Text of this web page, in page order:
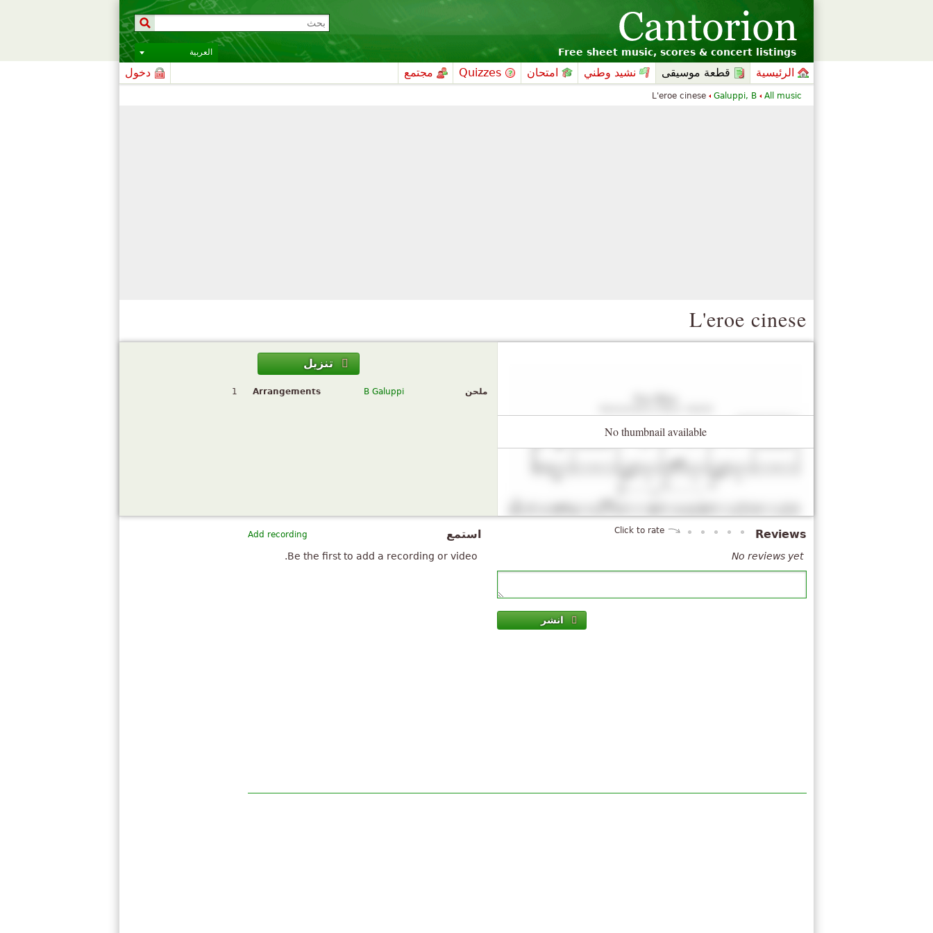
Free sheet music, scores & concert listings العربية
الرئيسية قطعة موسيقى نشيد وطني امتحان Quizzes مجتمع دخول
L'eroe cinese
No thumbnail available
تنزيل
ملحن B Galuppi
Arrangements
1
Add recording استمع
Be the first to add a recording or video.
Reviews
Click to rate
No reviews yet
انشر
All music
Galuppi, B
L'eroe cinese